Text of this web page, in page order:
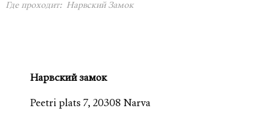
Где проходит: Нарвский Замок
Нарвский замок
Peetri plats 7, 20308 Narva